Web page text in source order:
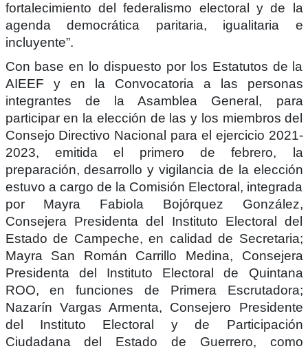
fortalecimiento del federalismo electoral y de la
agenda democrática paritaria, igualitaria e
incluyente”.
Con base en lo dispuesto por los Estatutos de la
AIEEF y en la Convocatoria a las personas
integrantes de la Asamblea General, para
participar en la elección de las y los miembros del
Consejo Directivo Nacional para el ejercicio 2021-
2023, emitida el primero de febrero, la
preparación, desarrollo y vigilancia de la elección
estuvo a cargo de la Comisión Electoral, integrada
por Mayra Fabiola Bojórquez González,
Consejera Presidenta del Instituto Electoral del
Estado de Campeche, en calidad de Secretaria;
Mayra San Román Carrillo Medina, Consejera
Presidenta del Instituto Electoral de Quintana
ROO, en funciones de Primera Escrutadora;
Nazarín Vargas Armenta, Consejero Presidente
del Instituto Electoral y de Participación
Ciudadana del Estado de Guerrero, como